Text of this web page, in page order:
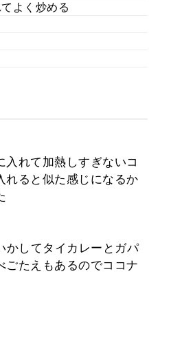
よく炒める
れて加熱しすぎないコ
れると似た感じになるか
かしてタイカレーとガパ
ごたえもあるのでココナ